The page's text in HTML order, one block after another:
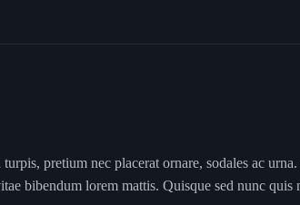
pretium nec placerat ornare, sodales ac
bibendum lorem mattis. Quisque sed nunc